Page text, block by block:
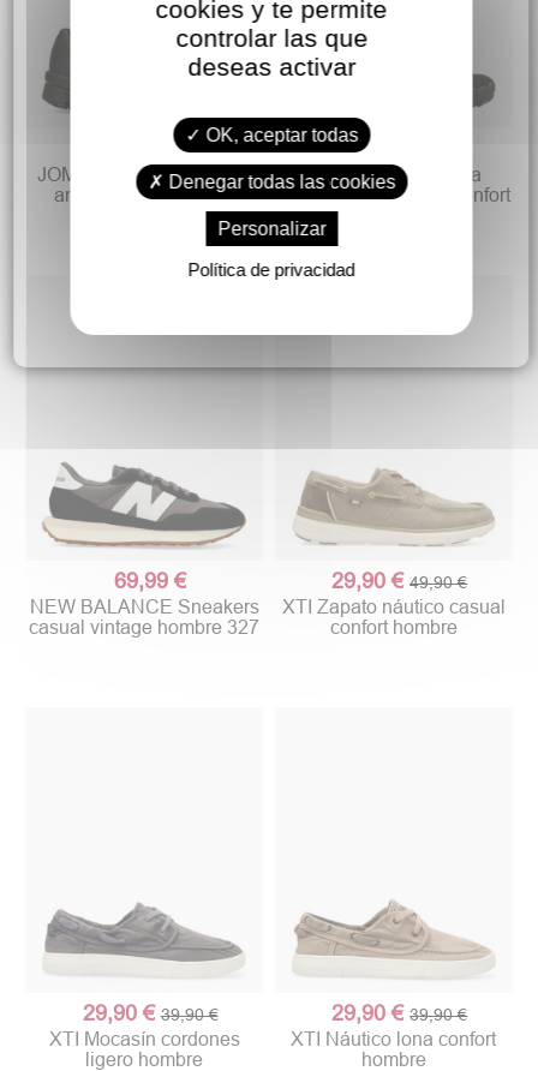
56,90 €
JOMA Zapatilla deportiva
antideslizante confort
44,90 €
SAGUARO Zapatilla
minimalista barefoot confort
69,99 €
NEW BALANCE Sneakers
casual vintage hombre 327
29,90 € 49,90 €
XTI Zapato náutico casual
confort hombre
29,90 € 39,90 €
XTI Mocasín cordones
ligero hombre
29,90 € 39,90 €
XTI Náutico lona confort
hombre
cookies y te permite
controlar las que
deseas activar
OK, aceptar todas
Denegar todas las cookies
Personalizar
Política de privacidad